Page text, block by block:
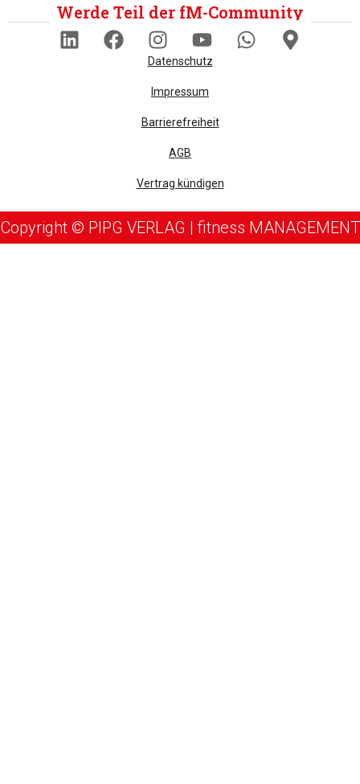
Werde Teil der fM-Community
Datenschutz
Impressum
Barrierefreiheit
AGB
Vertrag kündigen
Copyright © PIPG VERLAG | fitness MANAGEMENT